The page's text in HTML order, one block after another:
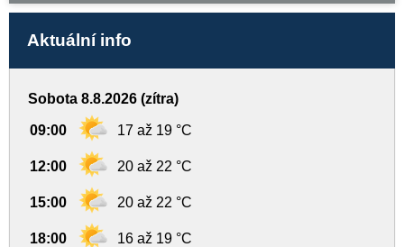
Aktuální info
Sobota 8.8.2026 (zítra)
09:00 17 až 19 °C
12:00 20 až 22 °C
15:00 20 až 22 °C
18:00 16 až 19 °C